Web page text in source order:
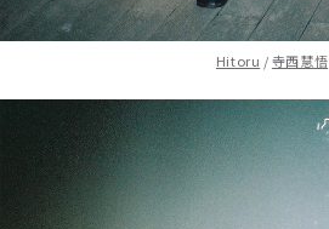
Hitoru /寺西慧悟